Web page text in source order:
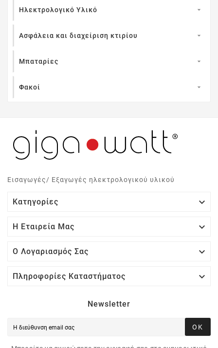
Ηλεκτρολογικό Υλικό 
Ασφάλεια και διαχείριση κτιρίου 
Μπαταρίες 
Φακοί 
Εισαγωγές/ Εξαγωγές ηλεκτρολογικού υλικού
Κατηγορίες 
Η Εταιρεία Μας 
Ο Λογαριασμός Σας 
Πληροφορίες Καταστήματος 
Newsletter
ΟΚ